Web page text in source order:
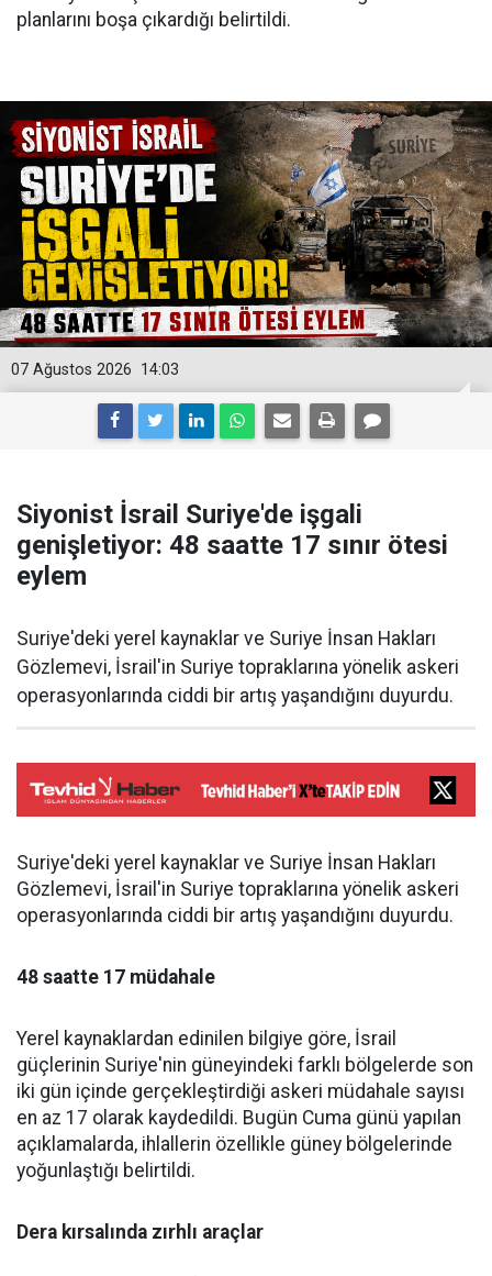
planlarını boşa çıkardığı belirtildi.
14:03
07 Ağustos 2026
Siyonist İsrail Suriye'de işgali
genişletiyor: 48 saatte 17 sınır ötesi
eylem
Suriye'deki yerel kaynaklar ve Suriye İnsan Hakları
Gözlemevi, İsrail'in Suriye topraklarına yönelik askeri
operasyonlarında ciddi bir artış yaşandığını duyurdu.
Suriye'deki yerel kaynaklar ve Suriye İnsan Hakları
Gözlemevi, İsrail'in Suriye topraklarına yönelik askeri
operasyonlarında ciddi bir artış yaşandığını duyurdu.
48 saatte 17 müdahale
Yerel kaynaklardan edinilen bilgiye göre, İsrail
güçlerinin Suriye'nin güneyindeki farklı bölgelerde son
iki gün içinde gerçekleştirdiği askeri müdahale sayısı
en az 17 olarak kaydedildi. Bugün Cuma günü yapılan
açıklamalarda, ihlallerin özellikle güney bölgelerinde
yoğunlaştığı belirtildi.
Dera kırsalında zırhlı araçlar